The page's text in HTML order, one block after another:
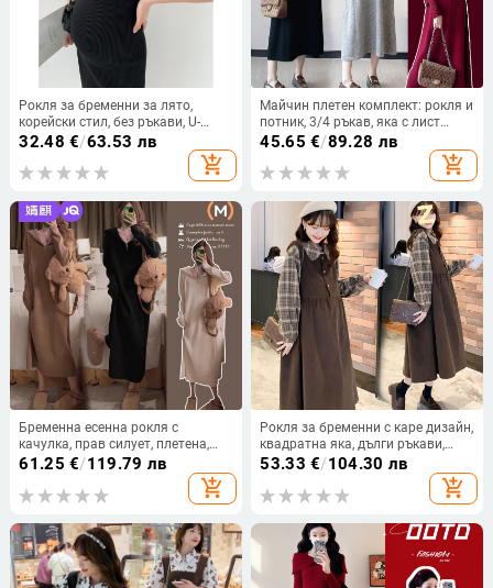
Рокля за бременни за лято,
корейски стил, без ръкави, U-
образно деколте, трикотажна
материя, 60% памук, средна
дължина
32.48 €/63.53 лв
add_shopping_cart
Майчин плетен комплект: рокля и
потник, 3/4 ръкав, яка с лист
лотос, акрилово влакно (95%+),
средна дължина неравна пола
45.65 €/89.28 лв
add_shopping_cart
Бременна есенна рокля с
качулка, прав силует, плетена,
дълги ръкави, над коляното
61.25 €/119.79 лв
add_shopping_cart
Рокля за бременни с каре дизайн,
квадратна яка, дълги ръкави,
плат Chenille
53.33 €/104.30 лв
add_shopping_cart